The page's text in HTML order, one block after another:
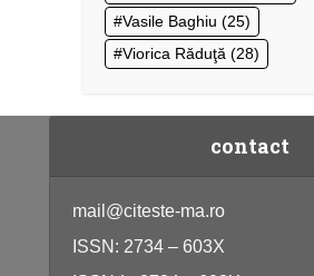
Vasile Baghiu (25)
Viorica Răduţă (28)
contact
mail@citeste-ma.ro
ISSN: 2734 – 603X